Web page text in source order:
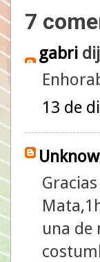
7
gabri
13 de
una de